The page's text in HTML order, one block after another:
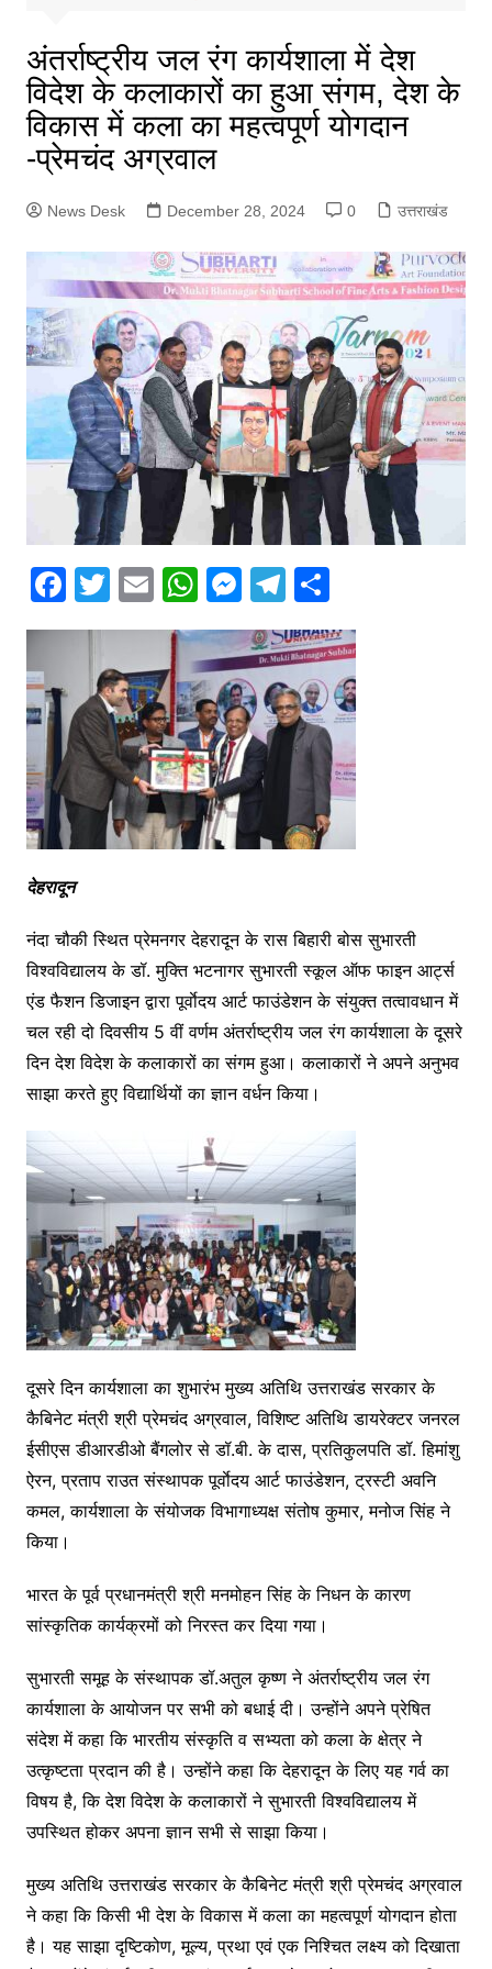
अंतर्राष्ट्रीय जल रंग कार्यशाला में देश
विदेश के कलाकारों का हुआ संगम, देश के
विकास में कला का महत्वपूर्ण योगदान
-प्रेमचंद अग्रवाल
News Desk December 28, 2024 0 उत्तराखंड
F
a
e
b
o
o
k
T
w
itt
er
E
m
ai
l
W
h
at
s
A
p
p
M
e
s
s
e
n
g
er
T
el
e
gr
a
m
S
h
ar
e
देहरादून
नंदा चौकी स्थित प्रेमनगर देहरादून के रास बिहारी बोस सुभारती
विश्वविद्यालय के डॉ. मुक्ति भटनागर सुभारती स्कूल ऑफ फाइन आर्ट्स
एंड फैशन डिजाइन द्वारा पूर्वाेदय आर्ट फाउंडेशन के संयुक्त तत्वावधान में
चल रही दो दिवसीय 5 वीं वर्णम अंतर्राष्ट्रीय जल रंग कार्यशाला के दूसरे
दिन देश विदेश के कलाकारों का संगम हुआ। कलाकारों ने अपने अनुभव
साझा करते हुए विद्यार्थियों का ज्ञान वर्धन किया।
दूसरे दिन कार्यशाला का शुभारंभ मुख्य अतिथि उत्तराखंड सरकार के
कैबिनेट मंत्री श्री प्रेमचंद अग्रवाल, विशिष्ट अतिथि डायरेक्टर जनरल
ईसीएस डीआरडीओ बैंगलोर से डॉ.बी. के दास, प्रतिकुलपति डॉ. हिमांशु
ऐरन, प्रताप राउत संस्थापक पूर्वाेदय आर्ट फाउंडेशन, ट्रस्टी अवनि
कमल, कार्यशाला के संयोजक विभागाध्यक्ष संतोष कुमार, मनोज सिंह ने
किया।
भारत के पूर्व प्रधानमंत्री श्री मनमोहन सिंह के निधन के कारण
सांस्कृतिक कार्यक्रमों को निरस्त कर दिया गया।
सुभारती समूह के संस्थापक डॉ.अतुल कृष्ण ने अंतर्राष्ट्रीय जल रंग
कार्यशाला के आयोजन पर सभी को बधाई दी। उन्होंने अपने प्रेषित
संदेश में कहा कि भारतीय संस्कृति व सभ्यता को कला के क्षेत्र ने
उत्कृष्टता प्रदान की है। उन्होंने कहा कि देहरादून के लिए यह गर्व का
विषय है, कि देश विदेश के कलाकारों ने सुभारती विश्वविद्यालय में
उपस्थित होकर अपना ज्ञान सभी से साझा किया।
मुख्य अतिथि उत्तराखंड सरकार के कैबिनेट मंत्री श्री प्रेमचंद अग्रवाल
ने कहा कि किसी भी देश के विकास में कला का महत्वपूर्ण योगदान होता
है। यह साझा दृष्टिकोण, मूल्य, प्रथा एवं एक निश्चित लक्ष्य को दिखाता